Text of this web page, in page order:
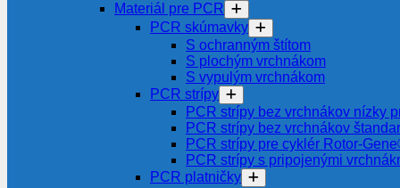
Materiál pre PCR
PCR skúmavky
S ochranným štítom
S plochým vrchnákom
S vypulým vrchnákom
PCR strípy
PCR strípy bez vrchnákov nízky
PCR strípy bez vrchnákov
PCR strípy pre cyklér Rotor-
PCR strípy s pripojenými
PCR platničky